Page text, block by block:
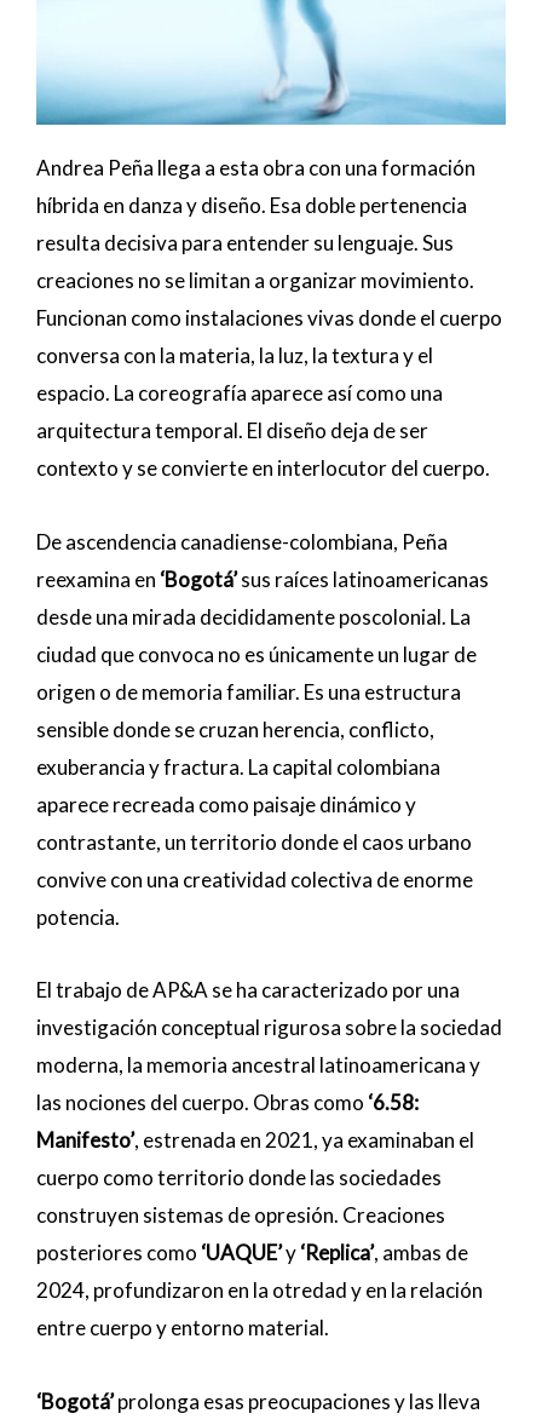
Andrea Peña llega a esta obra con una formación
híbrida en danza y diseño. Esa doble pertenencia
resulta decisiva para entender su lenguaje. Sus
creaciones no se limitan a organizar movimiento.
Funcionan como instalaciones vivas donde el cuerpo
conversa con la materia, la luz, la textura y el
espacio. La coreografía aparece así como una
arquitectura temporal. El diseño deja de ser
contexto y se convierte en interlocutor del cuerpo.
De ascendencia canadiense-colombiana, Peña
reexamina en ‘Bogotá’sus raíces latinoamericanas
desde una mirada decididamente poscolonial. La
ciudad que convoca no es únicamente un lugar de
origen o de memoria familiar. Es una estructura
sensible donde se cruzan herencia, conflicto,
exuberancia y fractura. La capital colombiana
aparece recreada como paisaje dinámico y
contrastante, un territorio donde el caos urbano
convive con una creatividad colectiva de enorme
potencia.
El trabajo de AP&A se ha caracterizado por una
investigación conceptual rigurosa sobre la sociedad
moderna, la memoria ancestral latinoamericana y
las nociones del cuerpo. Obras como ‘6.58:
Manifesto’, estrenada en 2021, ya examinaban el
cuerpo como territorio donde las sociedades
construyen sistemas de opresión. Creaciones
posteriores como ‘UAQUE’y‘Replica’, ambas de
2024, profundizaron en la otredad y en la relación
entre cuerpo y entorno material.
‘Bogotá’prolonga esas preocupaciones y las lleva